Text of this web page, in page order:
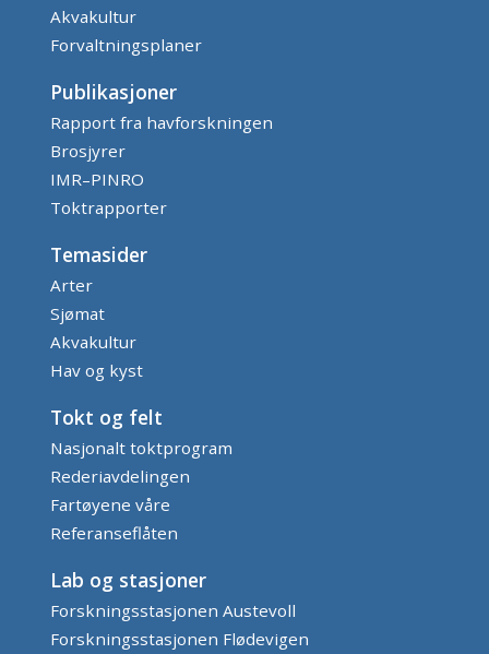
Akvakultur
Forvaltningsplaner
Publikasjoner
Rapport fra havforskningen
Brosjyrer
IMR–PINRO
Toktrapporter
Temasider
Arter
Sjømat
Akvakultur
Hav og kyst
Tokt og felt
Nasjonalt toktprogram
Rederiavdelingen
Fartøyene våre
Referanseflåten
Lab og stasjoner
Forskningsstasjonen Austevoll
Forskningsstasjonen Flødevigen